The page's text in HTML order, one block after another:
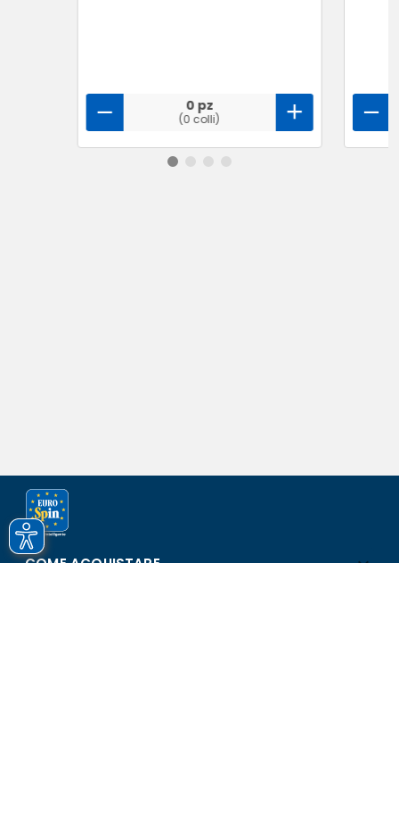
0 pz
(0 colli)
COME ACQUISTARE